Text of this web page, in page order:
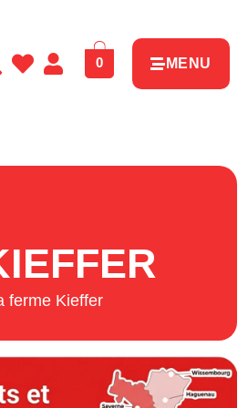
0 MENU
ferme Kieffer